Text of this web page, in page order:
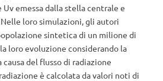
Uv emessa dalla stella centrale e
loro simulazioni, gli autori
sintetica di un milione di
loro evoluzione considerando la
del flusso di radiazione
è calcolata da valori noti di